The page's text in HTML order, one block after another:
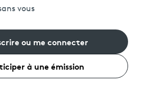
vous
ou me connecter
à une émission